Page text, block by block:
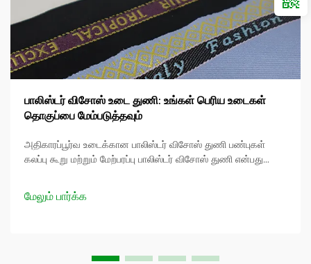
பாலிஸ்டர் விசோஸ் உடை துணி: உங்கள் பெரிய உடைகள்
தொகுப்பை மேம்படுத்தவும்
அதிகாரப்பூர்வ உடைக்கான பாலிஸ்டர் விசோஸ் துணி பண்புகள்
கலப்பு கூறு மற்றும் மேற்பரப்பு பாலிஸ்டர் விசோஸ் துணி என்பது
கலவையாகும். வழக்கமான பி.எல்...
மேலும் பார்க்க